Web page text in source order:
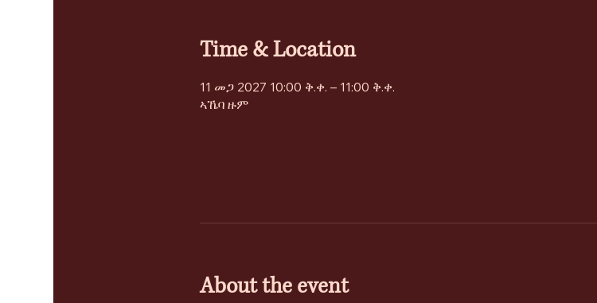
Time & Location
11 መጋ 2027 10:00 ቅ.ቀ. – 11:00 ቅ.ቀ.
ኣኼባ ዙም
About the event